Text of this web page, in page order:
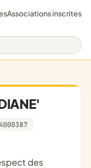
Associations inscrites